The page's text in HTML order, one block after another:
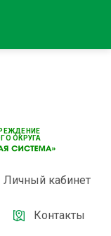
ОКРУГА
Личный кабинет
Контакты